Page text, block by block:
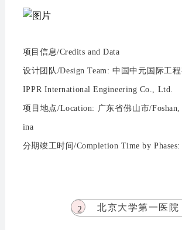
项目信息/Credits and Data
设计团队/Design Team: 中国中元国际工
IPPR International Engineering Co., Ltd.
项目地点/Location: 广东省佛山市/Foshan,
ina
分期竣工时间/Completion Time by Phases:
2 北京大学第一医院